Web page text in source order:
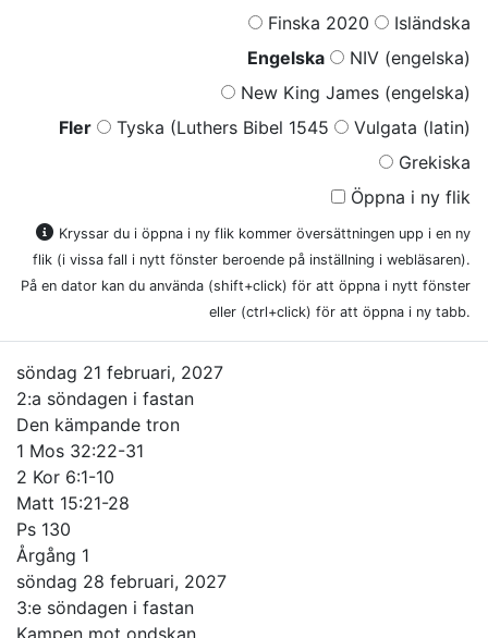
Finska 2020
Isländska
Engelska
NIV (engelska)
New King James (engelska)
Fler
Tyska (Luthers Bibel 1545
Vulgata (latin)
Grekiska
Öppna i ny flik
Kryssar du i öppna i ny flik kommer översättningen upp i en ny
flik (i vissa fall i nytt fönster beroende på inställning i webläsaren).
På en dator kan du använda (shift+click) för att öppna i nytt fönster
eller (ctrl+click) för att öppna i ny tabb.
söndag 21 februari, 2027
2:a söndagen i fastan
Den kämpande tron
1 Mos 32:22-31
2 Kor 6:1-10
Matt 15:21-28
Ps 130
Årgång 1
söndag 28 februari, 2027
3:e söndagen i fastan
Kampen mot ondskan